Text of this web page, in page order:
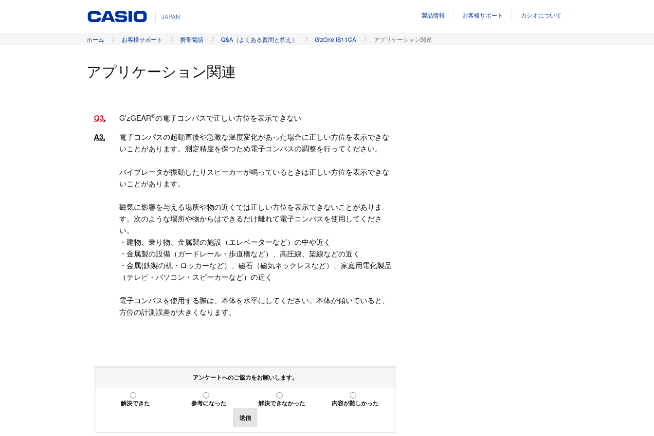
JAPAN 製品情報 お客様サポート カシオについて
ホーム お客様サポート 携帯電話 Q&A（よくある質問と答え） G'zOne IS11CA アプリケーション関連
アプリケーション関連
Q3 G'zGEAR®の電子コンパスで正しい方位を表示できない
A3
電子コンパスの起動直後や急激な温度変化があった場合に正しい方位を表示できな
いことがあります。測定精度を保つため電子コンパスの調整を行ってください。
バイブレータが振動したりスピーカーが鳴っているときは正しい方位を表示できな
いことがあります。
磁気に影響を与える場所や物の近くでは正しい方位を表示できないことがありま
す。次のような場所や物からはできるだけ離れて電子コンパスを使用してくださ
い。
・建物、乗り物、金属製の施設（エレベーターなど）の中や近く
・金属製の設備（ガードレール・歩道橋など）、高圧線、架線などの近く
・金属(鉄製の机・ロッカーなど）、磁石（磁気ネックレスなど）、家庭用電化製品
（テレビ・パソコン・スピーカーなど）の近く
電子コンパスを使用する際は、本体を水平にしてください。本体が傾いていると、
方位の計測誤差が大きくなります。
アンケートへのご協力をお願いします。
解決できた 参考になった 解決できなかった
内容が難しかった
送信